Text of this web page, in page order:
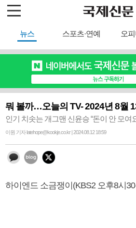
뉴스 스포츠·연예 오
뭐 볼까…오늘의 TV- 2024년 8월
인기 치솟는 개그맨 신윤승 “돈이 안 모여
이원 기자 latehope@kookje.co.kr | 2024.08.12 18:59
하이엔드 소금쟁이(KBS2 오후8시